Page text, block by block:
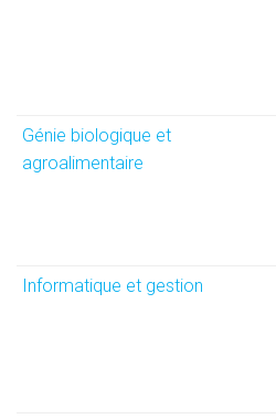
Génie biologique et
agroalimentaire
Informatique et gestion